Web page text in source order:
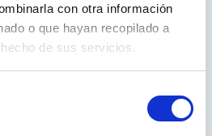
con otra información
o que hayan recopilado a
de sus servicios.
votre compte
SE CONNECTER